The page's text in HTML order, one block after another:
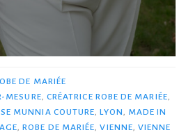
DE MARIÉE
MESURE, CRÉATRICE ROBE DE MARIÉE,
MUNNIA COUTURE,LYON, MADE IN
,ROBE DE MARIÉE,VIENNE,VIENNE